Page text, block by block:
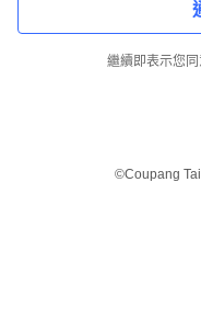
繼續即表示您
©Coupang